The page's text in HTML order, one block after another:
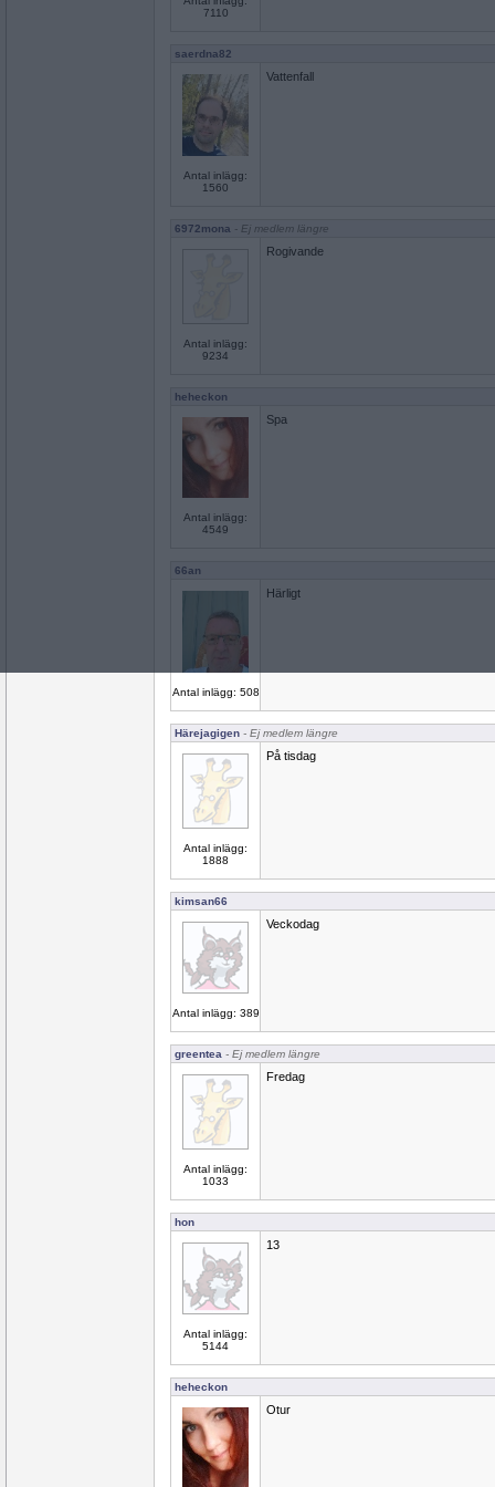
7110
saerdna82
Antal inlägg:
1560
Vattenfall
6972mona - Ej medlem längre
Antal inlägg:
9234
Rogivande
heheckon
Antal inlägg:
4549
Spa
66an
Antal inlägg: 508
Härligt
Härejagigen - Ej medlem längre
Antal inlägg:
1888
På tisdag
kimsan66
Antal inlägg: 389
Veckodag
greentea - Ej medlem längre
Antal inlägg:
1033
Fredag
hon
Antal inlägg:
5144
13
heheckon
Otur